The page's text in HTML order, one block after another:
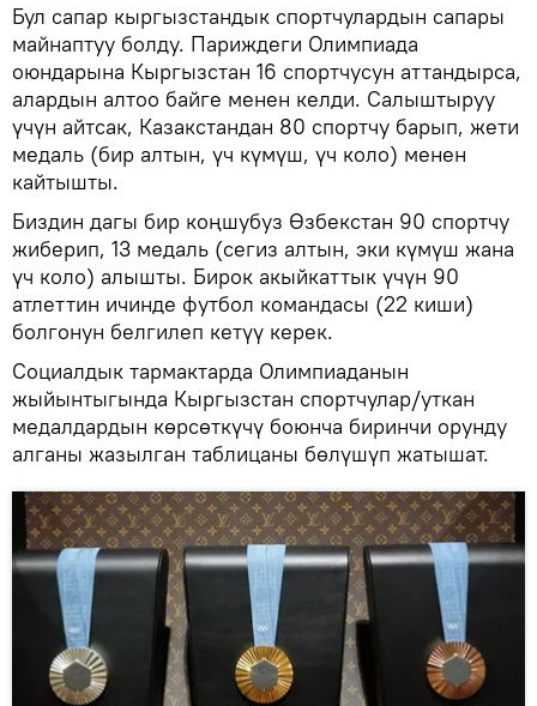
Бул сапар кыргызстандык спортчулардын сапары
майнаптуу болду. Париждеги Олимпиада
оюндарына Кыргызстан 16 спортчусун аттандырса,
алардын алтоо байге менен келди. Салыштыруу
үчүн айтсак, Казакстандан 80 спортчу барып, жети
медаль (бир алтын, үч күмүш, үч коло) менен
кайтышты.
Биздин дагы бир коңшубуз Өзбекстан 90 спортчу
жиберип, 13 медаль (сегиз алтын, эки күмүш жана
үч коло) алышты. Бирок акыйкаттык үчүн 90
атлеттин ичинде футбол командасы (22 киши)
болгонун белгилеп кетүү керек.
Социалдык тармактарда Олимпиаданын
жыйынтыгында Кыргызстан спортчулар/уткан
медалдардын көрсөткүчү боюнча биринчи орунду
алганы жазылган таблицаны бөлүшүп жатышат.